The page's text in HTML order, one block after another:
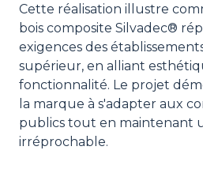
Cette réalisation illustre
bois composite Silvadec®
exigences des
supérieur, en alliant
fonctionnalité. Le projet
la marque à s'adapter aux
publics tout en maintenant
irréprochable.